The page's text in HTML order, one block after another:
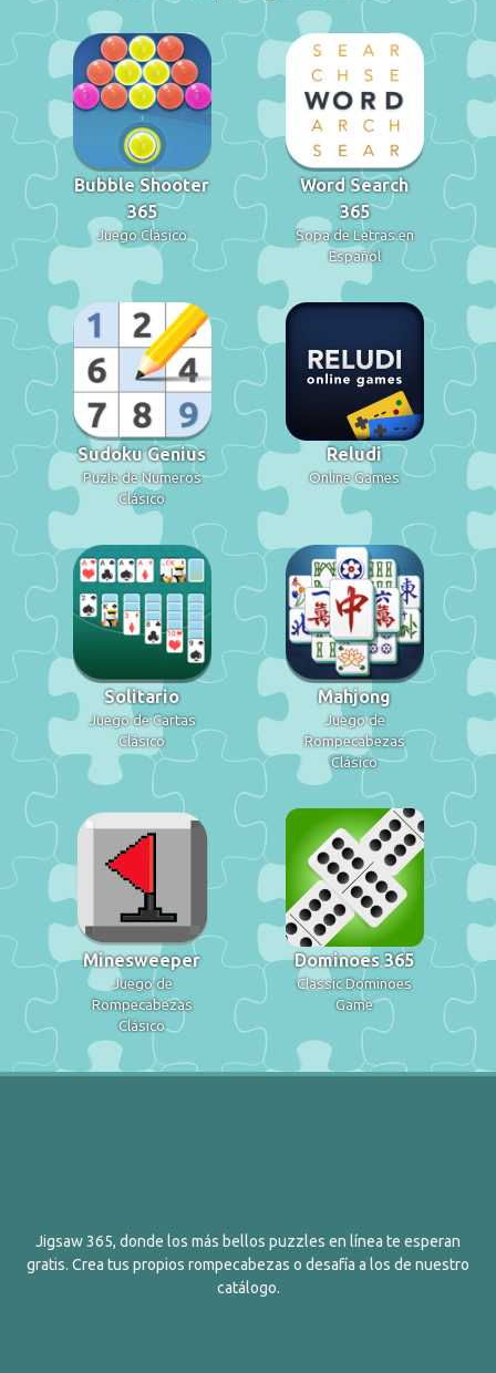
Bubble Shooter
365
Juego Clásico
Word Search
365
Sopa de Letras en
Español
Sudoku Genius
Puzle de Números
Clásico
Reludi
Online Games
Solitario
Juego de Cartas
Clásico
Mahjong
Juego de
Rompecabezas
Clásico
Minesweeper
Juego de
Rompecabezas
Clásico
Dominoes 365
Classic Dominoes
Game
Jigsaw 365, donde los más bellos puzzles en línea te esperan
gratis. Crea tus propios rompecabezas o desafía a los de nuestro
catálogo.